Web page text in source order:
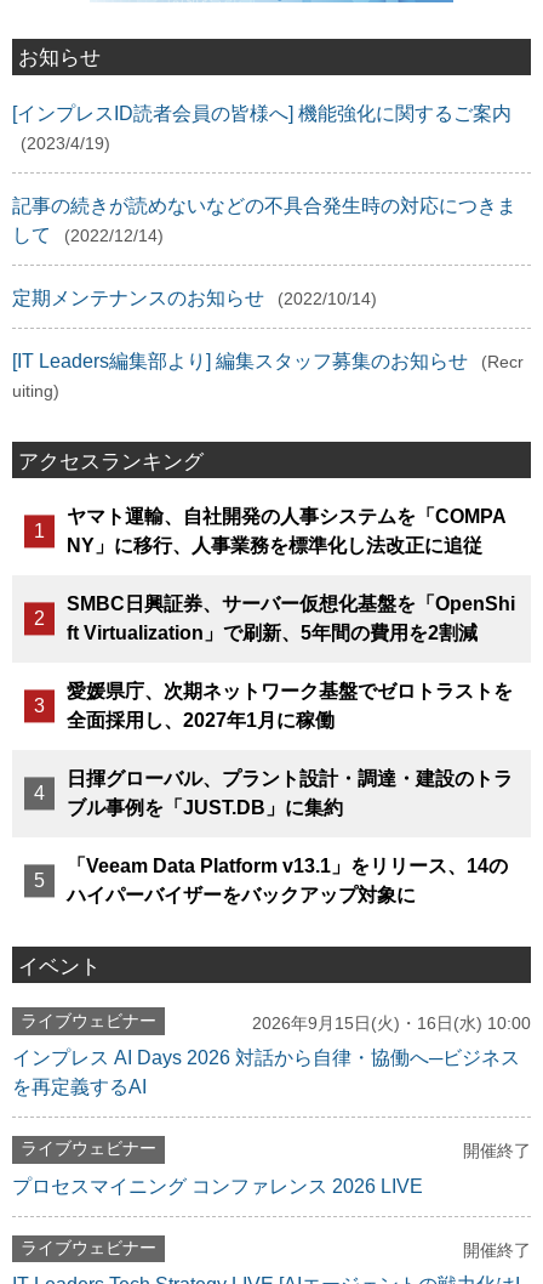
お知らせ
[インプレスID読者会員の皆様へ] 機能強化に関するご案内
(2023/4/19)
記事の続きが読めないなどの不具合発生時の対応につきま
して
(2022/12/14)
定期メンテナンスのお知らせ (2022/10/14)
[IT Leaders編集部より] 編集スタッフ募集のお知らせ
(Recr
uiting)
アクセスランキング
ヤマト運輸、自社開発の人事システムを「COMPA
NY」に移行、人事業務を標準化し法改正に追従
SMBC日興証券、サーバー仮想化基盤を「OpenShi
ft Virtualization」で刷新、5年間の費用を2割減
愛媛県庁、次期ネットワーク基盤でゼロトラストを
全面採用し、2027年1月に稼働
日揮グローバル、プラント設計・調達・建設のトラ
ブル事例を「JUST.DB」に集約
「Veeam Data Platform v13.1」をリリース、14の
ハイパーバイザーをバックアップ対象に
イベント
ライブウェビナー 2026年9月15日(火)・16日(水) 10:00
インプレス AI Days 2026 対話から自律・協働へ─ビジネス
を再定義するAI
ライブウェビナー 開催終了
プロセスマイニング コンファレンス 2026 LIVE
ライブウェビナー 開催終了